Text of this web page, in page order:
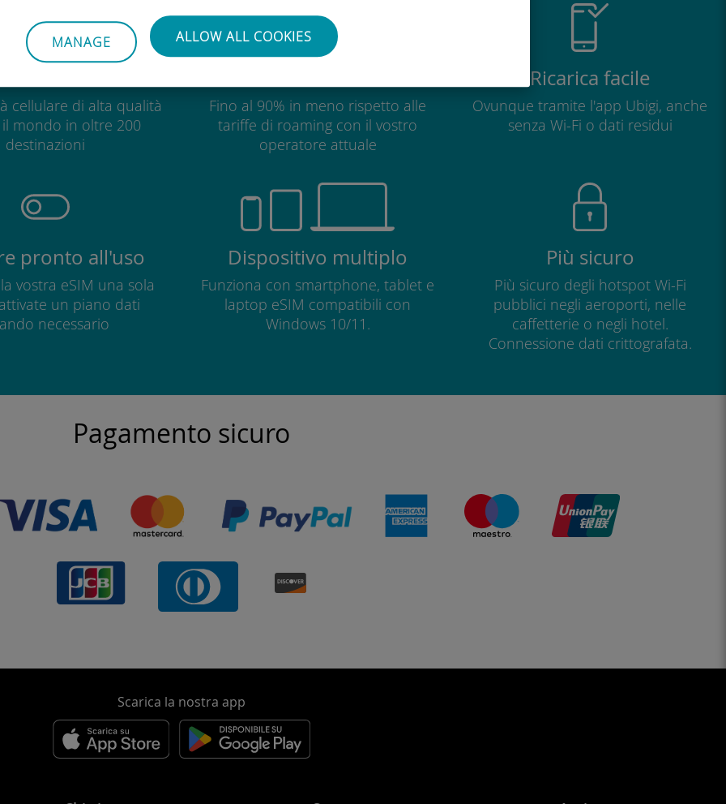
MANAGE ALLOW ALL COOKIES
cellulare di alta qualità
mondo in oltre 200
destinazioni
Fino al 90% in meno rispetto alle
tariffe di roaming con il vostro
operatore attuale
Ricarica facile
Ovunque tramite l'app Ubigi, anche
senza Wi-Fi o dati residui
pronto all'uso
vostra eSIM una sola
un piano dati
necessario
Dispositivo multiplo
Funziona con smartphone, tablet e
laptop eSIM compatibili con
Windows 10/11.
Più sicuro
Più sicuro degli hotspot Wi-Fi
pubblici negli aeroporti, nelle
caffetterie o negli hotel.
Connessione dati crittografata.
Pagamento sicuro
Scarica la nostra app